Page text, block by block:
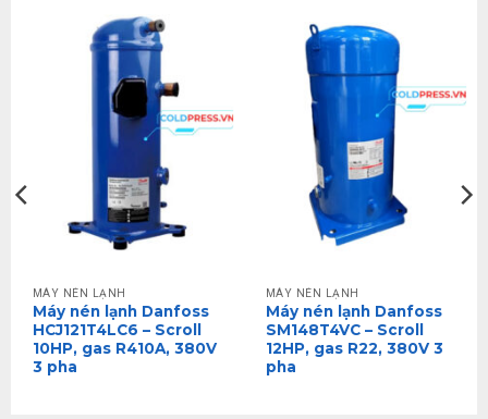
MÁY NÉN LẠNH
Máy nén lạnh Danfoss
HCJ121T4LC6 – Scroll
10HP, gas R410A, 380V
3 pha
MÁY NÉN LẠNH
Máy nén lạnh Danfoss
SM148T4VC – Scroll
12HP, gas R22, 380V 3
pha